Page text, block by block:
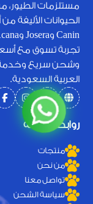
مستلزمات الطيور،
تجربة تسوق مع
وشحن سريع وخدمة
العربية السعودية.
روابط سريعة
منتجات
من نحن
تواصل معنا
سياسة الشحن